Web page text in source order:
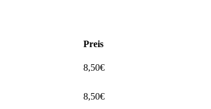
Preis
8,50€
8,50€